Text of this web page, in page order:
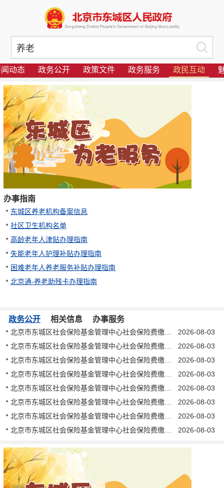
动态 政务公开 政策文件 政务服务 政民互动
办事指南
东城区养老机构备案信息
社区卫生机构名单
高龄老年人津贴办理指南
失能老年人护理补贴办理指南
困难老年人养老服务补贴办理指南
北京通-养老助残卡办理指南
政务公开 相关信息 办事服务
2026-08-03
北京市东城区社会保险基金管理中心社会保险费缴纳催告书 东社催字〔2026〕202号
2026-08-03
北京市东城区社会保险基金管理中心社会保险费缴纳催告书 东社催字〔2026〕201号
2026-08-03
北京市东城区社会保险基金管理中心社会保险费缴纳催告书 东社催字〔2026〕200号
2026-08-03
北京市东城区社会保险基金管理中心社会保险费缴纳催告书 东社催字〔2026〕199号
2026-08-03
北京市东城区社会保险基金管理中心社会保险费缴纳催告书 东社催字〔2026〕198号
2026-08-03
北京市东城区社会保险基金管理中心社会保险费缴纳催告书 东社催字〔2026〕197号
2026-08-03
北京市东城区社会保险基金管理中心社会保险费缴纳催告书 东社催字〔2026〕196号
2026-08-03
北京市东城区社会保险基金管理中心社会保险费缴纳催告书 东社催字〔2026〕195号